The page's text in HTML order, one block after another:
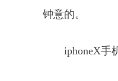
钟意的。
iphoneX手